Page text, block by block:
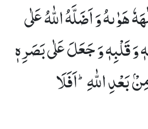
وَ اَضَلَّهُ اللّٰهُ عَلٰى
قَلْبِهٖ وَ جَعَلَ عَلٰى بَصَرِهٖ
اللّٰهِؕ-اَفَلَا